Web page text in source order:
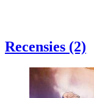
Recensies (2)